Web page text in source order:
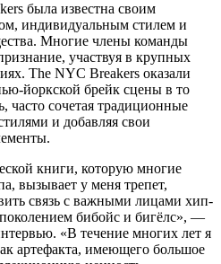
была известна своим
индивидуальным стилем и
Многие члены команды
участвуя в крупных
The NYC Breakers оказали
йоркской брейк сцены в то
часто сочетая традиционные
и добавляя свои
книги, которую многие
вызывает у меня трепет,
связь с важными лицами хип-
бибойс и бигёлс», —
«В течение многих лет я
артефакта, имеющего большое